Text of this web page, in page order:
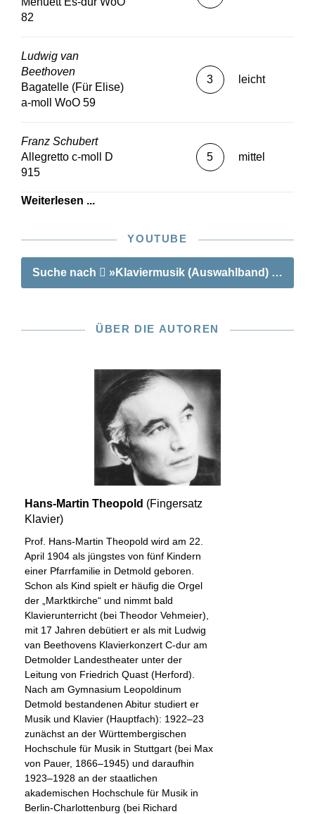
82
Ludwig van
Beethoven
Bagatelle (Für Elise)
a-moll WoO 59
3 leicht
Franz Schubert
Allegretto c-moll D
915
5 mittel
Weiterlesen ...
YOUTUBE
Suche nach »Klaviermusik (Auswahlband)
ÜBER DIE AUTOREN
Hans-Martin Theopold (Fingersatz
Klavier)
Prof. Hans-Martin Theopold wird am 22.
April 1904 als jüngstes von fünf Kindern
einer Pfarrfamilie in Detmold geboren.
Schon als Kind spielt er häufig die Orgel
der „Marktkirche“ und nimmt bald
Klavierunterricht (bei Theodor Vehmeier),
mit 17 Jahren debütiert er als mit Ludwig
van Beethovens Klavierkonzert C-dur am
Detmolder Landestheater unter der
Leitung von Friedrich Quast (Herford).
Nach am Gymnasium Leopoldinum
Detmold bestandenen Abitur studiert er
Musik und Klavier (Hauptfach): 1922–23
zunächst an der Württembergischen
Hochschule für Musik in Stuttgart (bei Max
von Pauer, 1866–1945) und daraufhin
1923–1928 an der staatlichen
akademischen Hochschule für Musik in
Berlin-Charlottenburg (bei Richard